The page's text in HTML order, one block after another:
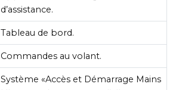
d’assistance.
Tableau de bord.
Commandes au volant.
Système «Accès et Démarrage Mains